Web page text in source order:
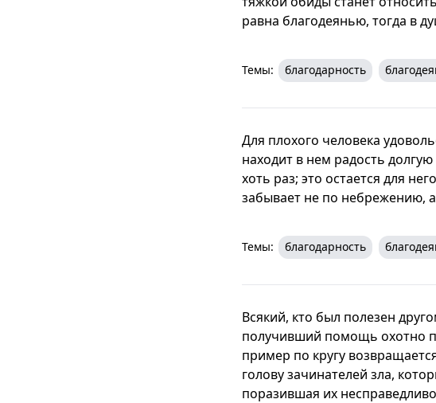
равна благодеянью, тогда в
Темы: благодарность
Для плохого человека
находит в нем радость
хоть раз; это остается для
забывает не по небрежению,
Темы: благодарность
Всякий, кто был полезен
получивший помощь охотно
пример по кругу
голову зачинателей зла,
поразившая их